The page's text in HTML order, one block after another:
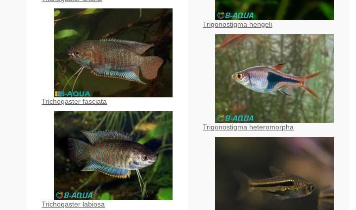
Trichogaster fasciata
Trichogaster labiosa
Trigonostigma hengeli
Trigonostigma heteromorpha